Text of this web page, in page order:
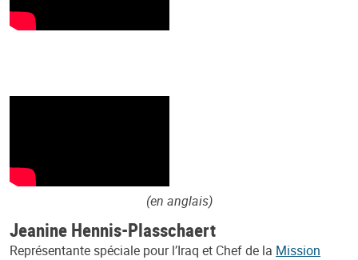
(en anglais)
Jeanine Hennis-Plasschaert
Représentante spéciale pour l’Iraq et Chef de la Mission